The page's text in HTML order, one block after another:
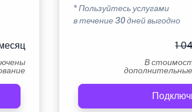
* Пользуйтесь услугами
в течение 30 дней выгодно
1
В
дополнительные